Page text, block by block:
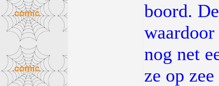
boord.
nog net
ze op